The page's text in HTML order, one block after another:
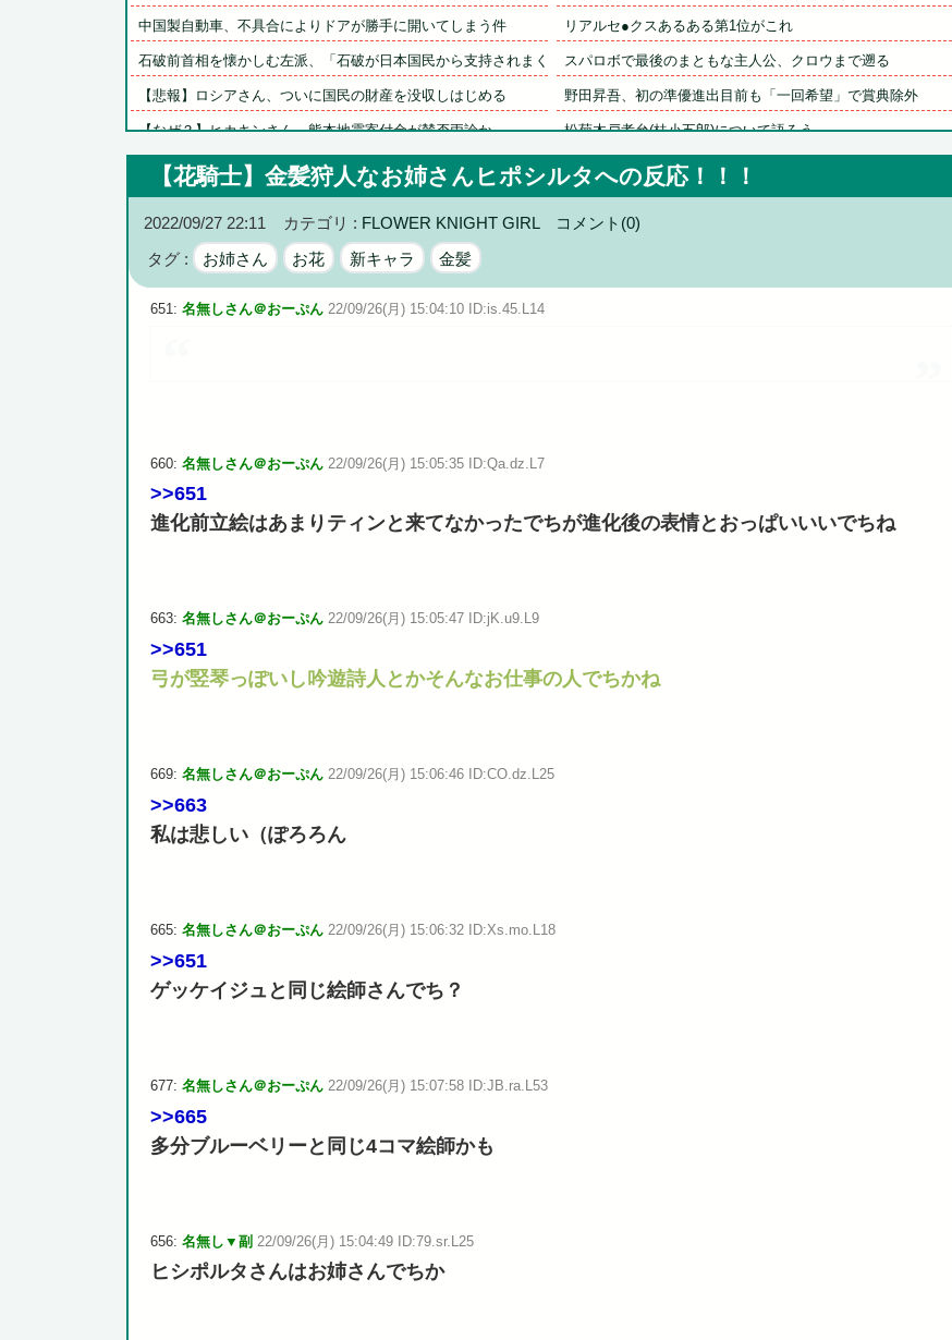
中国製自動車、不具合によりドアが勝手に開いてしまう件
石破前首相を懐かしむ左派、「石破が日本国民から支持されまくっ...
【悲報】ロシアさん、ついに国民の財産を没収しはじめる
【なぜ？】ヒカキンさん、熊本地震寄付金が賛否両論か……
【悲報】デレマスPさん、ダサすぎる15th描き下ろし特攻服に...
【動画】日向坂46 藤嶌果歩さん、乳揺らしたり寄せたりエ口す...
【ウマ娘】コミケで配布予定だった非公式グッズ「オグリキャップ...
高市政権に媚びて偏向報道まみれの産経新聞、コスト上昇に耐えら...
リアルセ●クスあるある第1位がこれ
スパロボで最後のまともな主人公、クロウまで遡る
野田昇吾、初の準優進出目前も「一回希望」で賞典除外
松菊木戸孝允(桂小五郎)について語ろう
【九州名物】鶏刺し食べた医師、全身麻痺へ…「ﾀﾋんだほう
【日常に潜む恐怖】部屋の壁紙をめくると・・・。
【花騎士】金髪狩人なお姉さんヒポシルタへの反応！！！
2022/09/27 22:11 カテゴリ : FLOWER KNIGHT GIRL
コメント(0)
タグ :
お姉さん お花 新キャラ 金髪
651: 名無しさん＠おーぷん 22/09/26(月) 15:04:10 ID:is.45.L14
660: 名無しさん＠おーぷん 22/09/26(月) 15:05:35 ID:Qa.dz.L7
>>651
進化前立絵はあまりティンと来てなかったでちが進化後の表情とおっぱいいいでちね
663: 名無しさん＠おーぷん 22/09/26(月) 15:05:47 ID:jK.u9.L9
>>651
弓が竪琴っぽいし吟遊詩人とかそんなお仕事の人でちかね
669: 名無しさん＠おーぷん 22/09/26(月) 15:06:46 ID:CO.dz.L25
>>663
私は悲しい（ぽろろん
665: 名無しさん＠おーぷん 22/09/26(月) 15:06:32 ID:Xs.mo.L18
>>651
ゲッケイジュと同じ絵師さんでち？
677: 名無しさん＠おーぷん 22/09/26(月) 15:07:58 ID:JB.ra.L53
>>665
多分ブルーベリーと同じ4コマ絵師かも
656: 名無し▼副 22/09/26(月) 15:04:49 ID:79.sr.L25
ヒシポルタさんはお姉さんでちか